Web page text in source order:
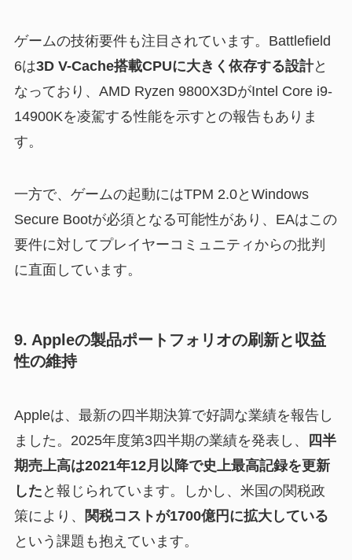
ゲームの技術要件も注目されています。Battlefield
6は3D V-Cache搭載CPUに大きく依存する設計と
なっており、AMD Ryzen 9800X3DがIntel Core i9-
14900Kを凌駕する性能を示すとの報告もありま
す。
一方で、ゲームの起動にはTPM 2.0とWindows
Secure Bootが必須となる可能性があり、EAはこの
要件に対してプレイヤーコミュニティからの批判
に直面しています。
9. Appleの製品ポートフォリオの刷新と収益
性の維持
Appleは、最新の四半期決算で好調な業績を報告し
ました。2025年度第3四半期の業績を発表し、
四半
期売上高は2021年12月以降で史上最高記録を更新
した と報じられています。しかし、米国の関税政
策により、
関税コストが1700億円に拡大している
という課題も抱えています。